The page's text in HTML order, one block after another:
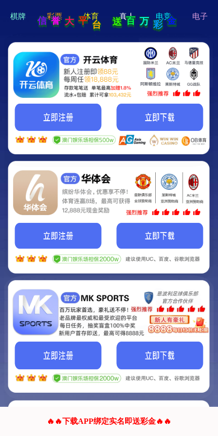
hi 💗
Hey Guys!
我们即将上线啦...
我们的网站正在建设.
它将是非常棒的网站.
联系我们!